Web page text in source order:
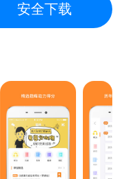
安全下载